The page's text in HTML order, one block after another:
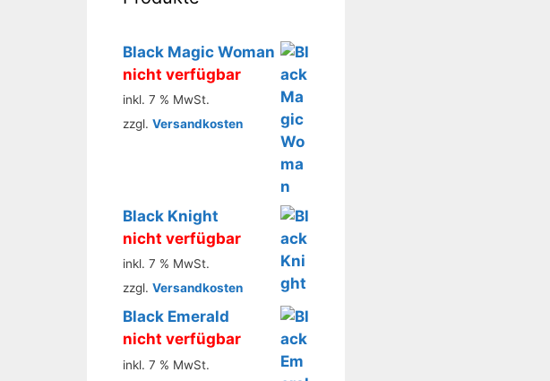
Black Magic Woman
nicht verfügbar
inkl. 7 % MwSt.
zzgl. Versandkosten
Black Knight
nicht verfügbar
inkl. 7 % MwSt.
zzgl. Versandkosten
Black Emerald
nicht verfügbar
inkl. 7 % MwSt.